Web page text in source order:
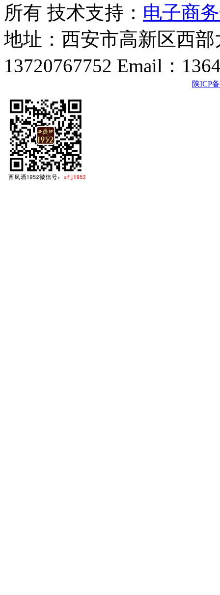
所有 技术支持： 电子商
地址：西安市高新区西
13720767752 Email：
陕ICP